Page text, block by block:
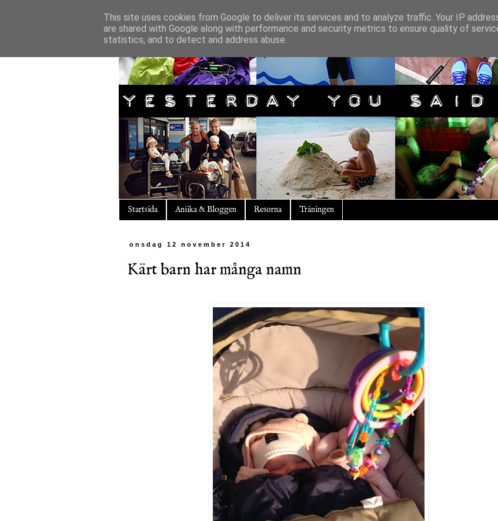
Startsida Aniika & Bloggen Resorna Träningen
onsdag 12 november 2014
Kärt barn har många namn
This site uses cookies from Google to deliver its services and to analyze traffic. Your IP
are shared with Google along with performance and security metrics to ensure quality of
statistics, and to detect and address abuse.